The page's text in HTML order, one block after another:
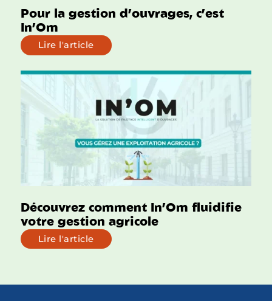
Pour la gestion d’ouvrages, c’est
In’Om
Lire l'article
Découvrez comment In’Om fluidifie
votre gestion agricole
Lire l'article